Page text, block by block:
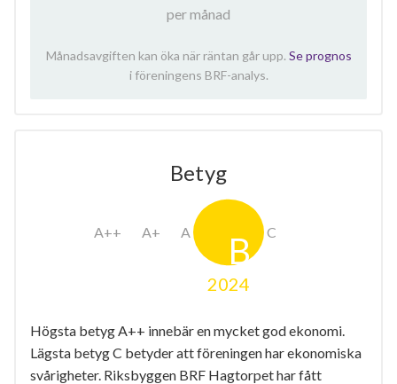
per månad
Månadsavgiften kan öka när räntan går upp. Se prognos
i föreningens BRF-analys.
Betyg
2024
Högsta betyg A++ innebär en mycket god ekonomi.
Lägsta betyg C betyder att föreningen har ekonomiska
svårigheter. Riksbyggen BRF Hagtorpet har fått